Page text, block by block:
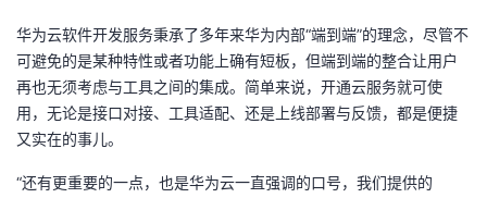
华为云软件开发服务秉承了多年来华为内部“端到端”的理念，尽管不
可避免的是某种特性或者功能上确有短板，但端到端的整合让用户
再也无须考虑与工具之间的集成。简单来说，开通云服务就可使
用，无论是接口对接、工具适配、还是上线部署与反馈，都是便捷
又实在的事儿。
“还有更重要的一点，也是华为云一直强调的口号，我们提供的